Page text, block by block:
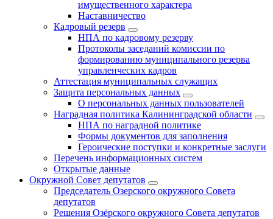
имущественного характера
Наставничество
Кадровый резерв
НПА по кадровому резерву
Протоколы заседаний комиссии по
формированию муниципального резерва
управленческих кадров
Аттестация муниципальных служащих
Защита персональных данных
О персональных данных пользователей
Наградная политика Калининградской области
НПА по наградной политике
Формы документов для заполнения
Героические поступки и конкретные заслуги
Перечень информационных систем
Открытые данные
Окружной Совет депутатов
Председатель Озерского окружного Совета
депутатов
Решения Озёрского окружного Совета депутатов